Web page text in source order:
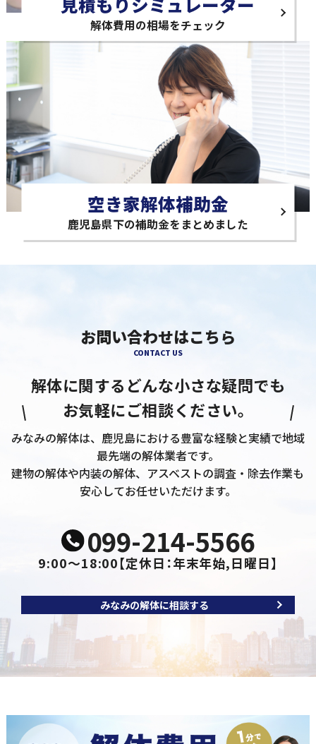
解体費用の相場をチェック
空き家解体補助金
鹿児島県下の補助金をまとめました
お問い合わせはこちら
CONTACT US
解体に関するどんな小さな疑問でも
お気軽にご相談ください。
みなみの解体は、鹿児島における豊富な経験と実績で地域
最先端の解体業者です。
建物の解体や内装の解体、アスベストの調査・除去作業も
安心してお任せいただけます。
099-214-5566
9:00～18:00【定休日：年末年始,日曜日】
みなみの解体に相談する